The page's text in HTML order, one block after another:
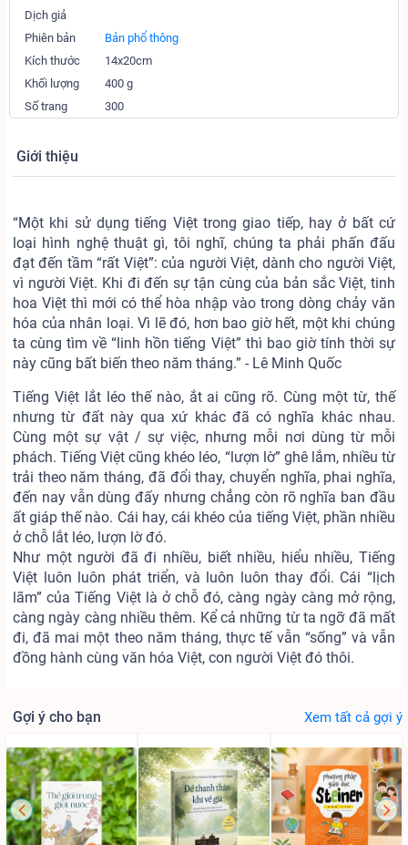
Dịch giả
Phiên bản
Bản phổ thông
Kích thước
14x20cm
Khối lượng
400 g
Số trang
300
Giới thiệu
“Một khi sử dụng tiếng Việt trong giao tiếp, hay ở bất cứ
loại hình nghệ thuật gì, tôi nghĩ, chúng ta phải phấn đấu
đạt đến tầm “rất Việt”: của người Việt, dành cho người Việt,
vì người Việt. Khi đi đến sự tận cùng của bản sắc Việt, tinh
hoa Việt thì mới có thể hòa nhập vào trong dòng chảy văn
hóa của nhân loại. Vì lẽ đó, hơn bao giờ hết, một khi chúng
ta cùng tìm về “linh hồn tiếng Việt” thì bao giờ tính thời sự
này cũng bất biến theo năm tháng.” - Lê Minh Quốc
Tiếng Việt lắt léo thế nào, ắt ai cũng rõ. Cùng một từ, thế
nhưng từ đất này qua xứ khác đã có nghĩa khác nhau.
Cùng một sự vật / sự việc, nhưng mỗi nơi dùng từ mỗi
phách. Tiếng Việt cũng khéo léo, “lượn lờ” ghê lắm, nhiều từ
trải theo năm tháng, đã đổi thay, chuyển nghĩa, phai nghĩa,
đến nay vẫn dùng đấy nhưng chẳng còn rõ nghĩa ban đầu
ất giáp thế nào. Cái hay, cái khéo của tiếng Việt, phần nhiều
ở chỗ lắt léo, lượn lờ đó.
Như một người đã đi nhiều, biết nhiều, hiểu nhiều, Tiếng
Việt luôn luôn phát triển, và luôn luôn thay đổi. Cái “lịch
lãm” của Tiếng Việt là ở chỗ đó, càng ngày càng mở rộng,
càng ngày càng nhiều thêm. Kể cả những từ ta ngỡ đã mất
đi, đã mai một theo năm tháng, thực tế vẫn “sống” và vẫn
đồng hành cùng văn hóa Việt, con người Việt đó thôi.
Gợi ý cho bạn Xem tất cả gợi ý